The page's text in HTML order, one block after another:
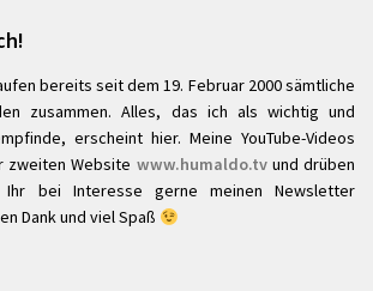
bereits seit dem 19. Februar 2000 sämtliche
zusammen. Alles, das ich als wichtig und
erscheint hier. Meine YouTube-Videos
zweiten Website www.humaldo.tvund drüben
Ihr bei Interesse gerne meinen Newsletter
Dank und viel Spaß